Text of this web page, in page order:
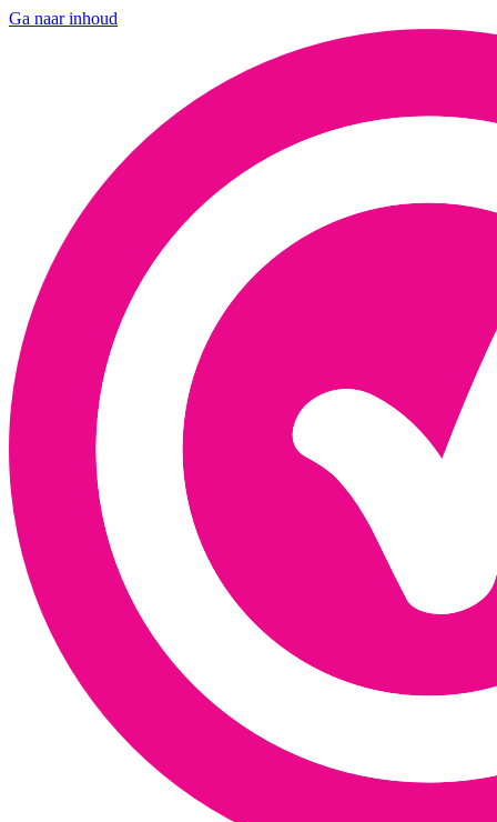
Ga naar inhoud